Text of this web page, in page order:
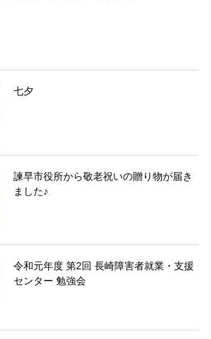
七夕
諫早市役所から敬老祝いの贈り物が届き
ました♪
令和元年度 第2回 長崎障害者就業・支援
センター 勉強会